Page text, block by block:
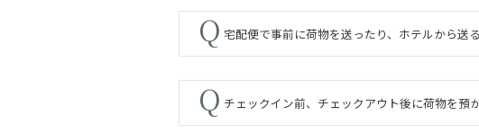
宅配便で事前に荷物を送ったり、ホテルから送
チェックイン前、チェックアウト後に荷物を預